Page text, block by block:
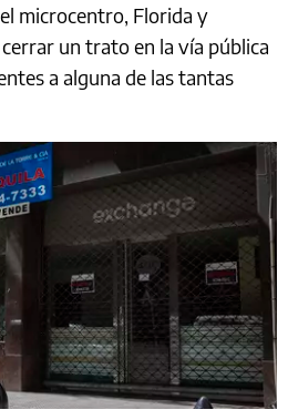
microcentro, Florida y
un trato en la vía pública
a alguna de las tantas